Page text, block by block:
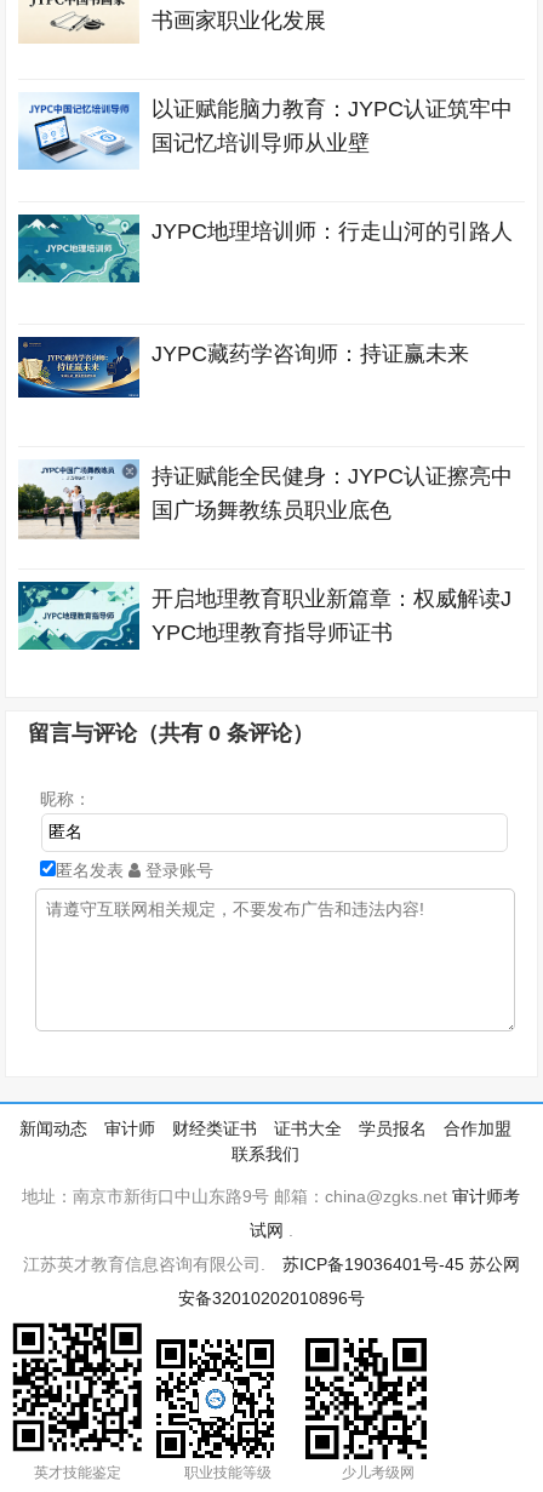
书画家职业化发展
以证赋能脑力教育：JYPC认证筑牢中
国记忆培训导师从业壁
JYPC地理培训师：行走山河的引路人
JYPC藏药学咨询师：持证赢未来
持证赋能全民健身：JYPC认证擦亮中
国广场舞教练员职业底色
开启地理教育职业新篇章：权威解读J
YPC地理教育指导师证书
留言与评论（共有0 条评论）
昵称：
匿名发表 登录账号
新闻动态 审计师 财经类证书 证书大全 学员报名
合作加盟
联系我们
地址：南京市新街口中山东路9号 邮箱：china@zgks.net审计师考
试网
江苏英才教育信息咨询有限公司. 苏ICP备19036401号-45 苏公网
安备32010202010896号
英才技能鉴定 职业技能等级 少儿考级网